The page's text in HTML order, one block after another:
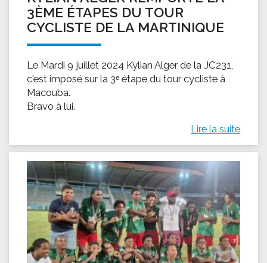
3ÈME ÉTAPES DU TOUR
CYCLISTE DE LA MARTINIQUE
Le Mardi 9 juillet 2024 Kylian Alger de la JC231,
c'est imposé sur la 3ᵉ étape du tour cycliste à
Macouba.
Bravo à lui.
Lire la suite